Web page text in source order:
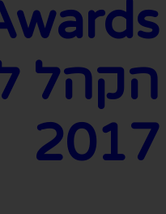
הקהל
2017